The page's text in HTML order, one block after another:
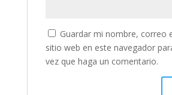
Guardar mi nombre, correo
sitio web en este navegador
vez que haga un comentario.